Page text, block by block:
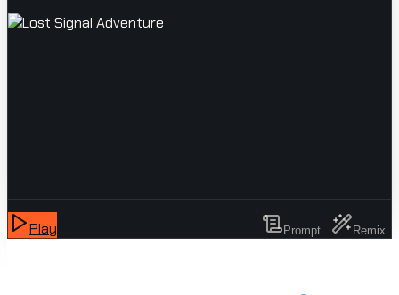
Play Prompt Remix